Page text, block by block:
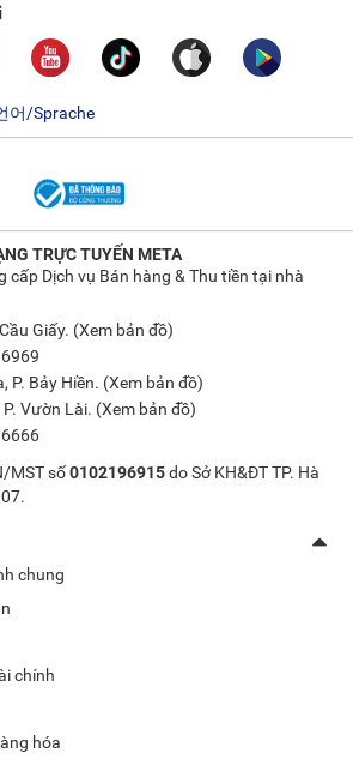
어/Sprache
TRỰC TUYẾN META
cấp Dịch vụ Bán hàng & Thu tiền tại nhà
Giấy. (Xem bản đồ)
P. Bảy Hiền. (Xem bản đồ)
Vườn Lài. (Xem bản đồ)
MST số0102196915do Sở KH&ĐT TP. Hà
chung
chính
hóa